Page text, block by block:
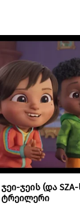
ჯეის (და
ტრეილერი